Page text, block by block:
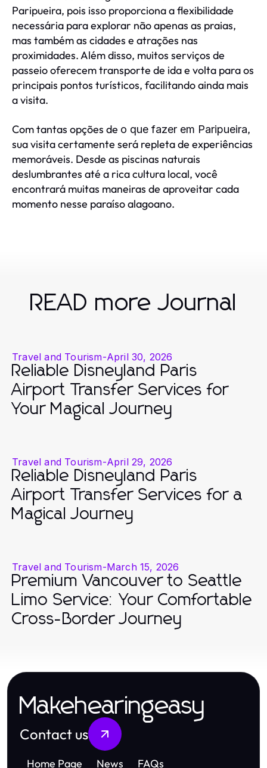
Paripueira, pois isso proporciona a flexibilidade
necessária para explorar não apenas as praias,
mas também as cidades e atrações nas
proximidades. Além disso, muitos serviços de
passeio oferecem transporte de ida e volta para os
principais pontos turísticos, facilitando ainda mais
a visita.
Com tantas opções de o que fazer em Paripueira,
sua visita certamente será repleta de experiências
memoráveis. Desde as piscinas naturais
deslumbrantes até a rica cultura local, você
encontrará muitas maneiras de aproveitar cada
momento nesse paraíso alagoano.
READ more Journal
Travel and Tourism-April 30, 2026
Reliable Disneyland Paris
Airport Transfer Services for
Your Magical Journey
Travel and Tourism-April 29, 2026
Reliable Disneyland Paris
Airport Transfer Services for a
Magical Journey
Travel and Tourism-March 15, 2026
Premium Vancouver to Seattle
Limo Service: Your Comfortable
Cross-Border Journey
Makehearingeasy
Contact us
Home Page News FAQs